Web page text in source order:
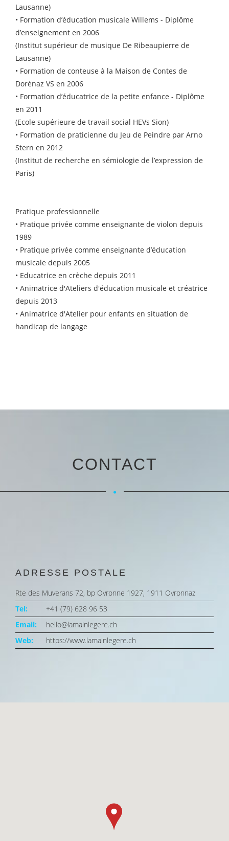
Lausanne)
• Formation d’éducation musicale Willems - Diplôme
d’enseignement en 2006
(Institut supérieur de musique De Ribeaupierre de
Lausanne)
• Formation de conteuse à la Maison de Contes de
Dorénaz VS en 2006
• Formation d’éducatrice de la petite enfance - Diplôme
en 2011
(Ecole supérieure de travail social HEVs Sion)
• Formation de praticienne du Jeu de Peindre par Arno
Stern en 2012
(Institut de recherche en sémiologie de l’expression de
Paris)
Pratique professionnelle
• Pratique privée comme enseignante de violon depuis
1989
• Pratique privée comme enseignante d’éducation
musicale depuis 2005
• Educatrice en crèche depuis 2011
• Animatrice d'Ateliers d'éducation musicale et créatrice
depuis 2013
• Animatrice d'Atelier pour enfants en situation de
handicap de langage
CONTACT
ADRESSE POSTALE
Rte des Muverans 72, bp Ovronne 1927, 1911 Ovronnaz
Tel:
+41 (79) 628 96 53
Email:
hello@lamainlegere.ch
Web:
https://www.lamainlegere.ch